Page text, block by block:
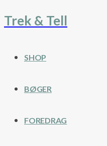
Fortsæt
Trek & Tell
SHOP
BØGER
FOREDRAG